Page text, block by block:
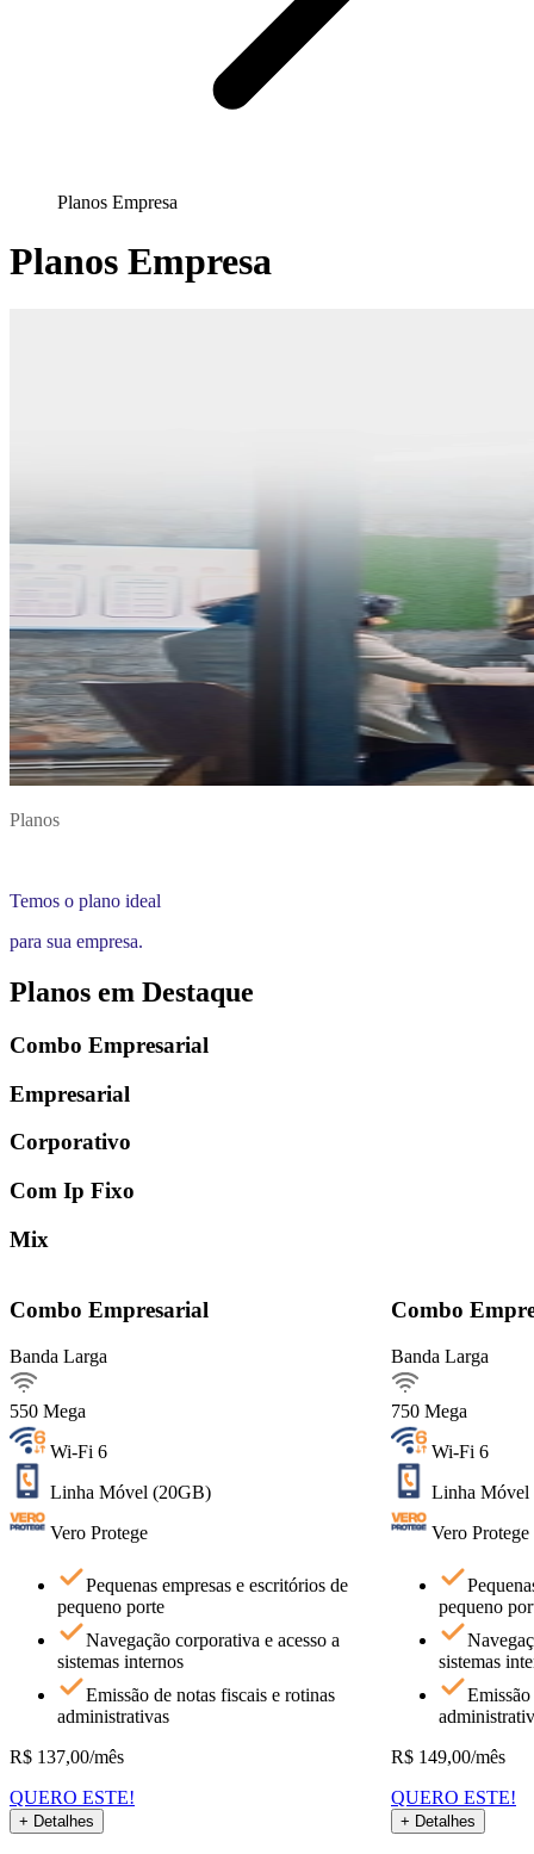
Planos Empresa
Planos Empresa
Planos
Temos o plano ideal
para sua empresa.
Planos em Destaque
Combo Empresarial
Empresarial
Corporativo
Com Ip Fixo
Mix
Combo Empresarial
Banda Larga
550 Mega
Wi-Fi 6
Linha Móvel (20GB)
Vero Protege
Pequenas empresas e escritórios de
pequeno porte
Navegação corporativa e acesso a
sistemas internos
Emissão de notas fiscais e rotinas
administrativas
R$ 137,00/mês
QUERO ESTE!
+ Detalhes
Pequenas empresas e escritórios de
Navegação corporativa e acesso a
sistemas internos
Emissão de notas fiscais e rotinas
QUERO ESTE!
Combo
Banda Larga
750 Mega
Wi-Fi 6
Linha Móvel
Vero Protege
pequeno
sistemas
R$ 149,00/mês
QUERO ESTE!
+ Detalhes
Pequenas
Emissão